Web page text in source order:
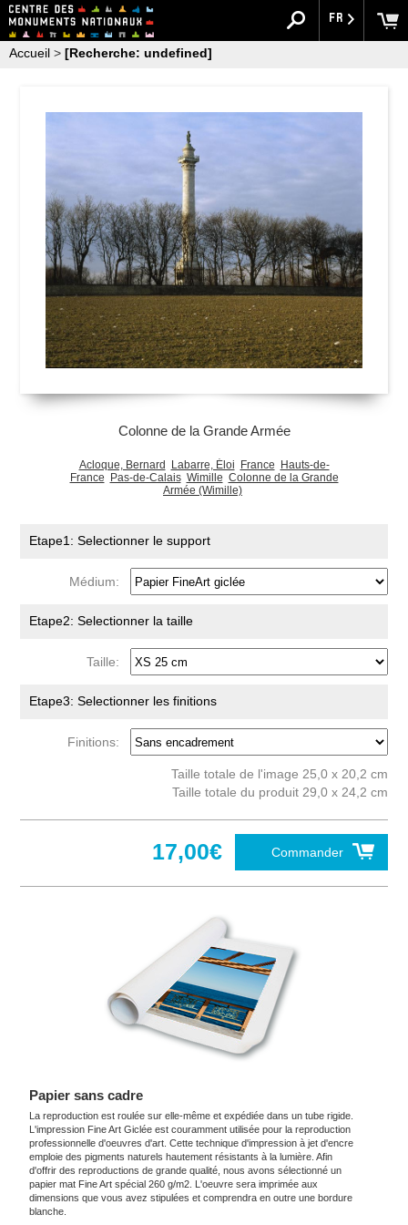
FR
Accueil > [Recherche: undefined]
Colonne de la Grande Armée
Acloque, Bernard Labarre, Éloi France
Hauts-de-
France
Pas-de-Calais Wimille Colonne de la Grande
Armée (Wimille)
Etape1: Selectionner le support
Médium:
Etape2: Selectionner la taille
Taille:
Etape3: Selectionner les finitions
Finitions:
Taille totale de l'image 25,0 x 20,2 cm
Taille totale du produit 29,0 x 24,2 cm
Commander
17,00€
Papier sans cadre
La reproduction est roulée sur elle-même et expédiée dans un tube rigide.
L'impression Fine Art Giclée est couramment utilisée pour la reproduction
professionnelle d'oeuvres d'art. Cette technique d'impression à jet d'encre
emploie des pigments naturels hautement résistants à la lumière. Afin
d'offrir des reproductions de grande qualité, nous avons sélectionné un
papier mat Fine Art spécial 260 g/m2. L'oeuvre sera imprimée aux
dimensions que vous avez stipulées et comprendra en outre une bordure
blanche.